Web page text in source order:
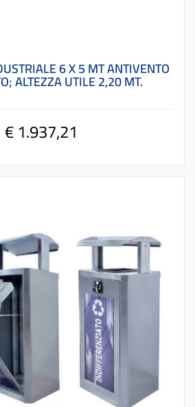
6 X 5 MT ANTIVENTO
ALTEZZA UTILE 2,20 MT.
€ 1.937,21